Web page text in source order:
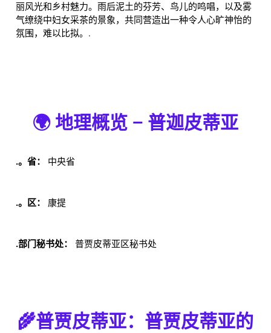
丽风光和乡村魅力。雨后泥土的芬芳、鸟儿的鸣唱，以及雾
气缭绕中妇女采茶的景象，共同营造出一种令人心旷神怡的
氛围，难以比拟。.
🌍 地理概览 – 普迦皮蒂亚
.。省： 中央省
.。区： 康提
.部门秘书处： 普贾皮蒂亚区秘书处
🌾普贾皮蒂亚：普贾皮蒂亚的